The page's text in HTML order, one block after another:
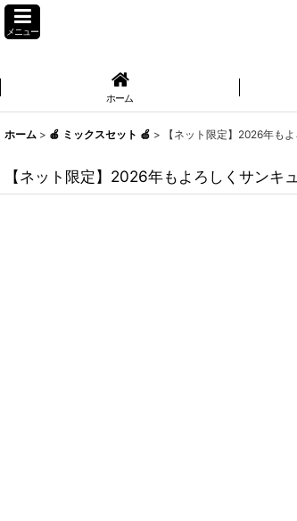
メニュー
ホーム
ホーム > 🍎 ミックスセット 🍏 > 【ネット限定】2026年も
【ネット限定】2026年もよろしくサン